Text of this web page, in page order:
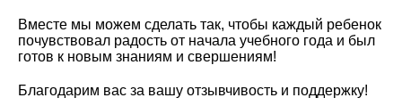
Вместе мы можем сделать так, чтобы каждый ребенок
почувствовал радость от начала учебного года и был
готов к новым знаниям и свершениям!
Благодарим вас за вашу отзывчивость и поддержку!